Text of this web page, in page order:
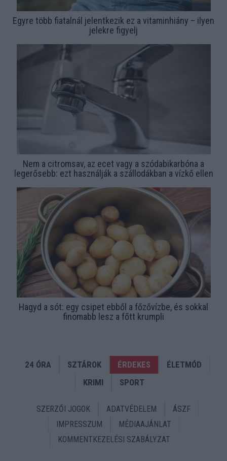
Egyre több fiatalnál jelentkezik ez a vitaminhiány – ilyen
jelekre figyelj
Nem a citromsav, az ecet vagy a szódabikarbóna a
legerősebb: ezt használják a szállodákban a vízkő ellen
Hagyd a sót: egy csipet ebből a főzővízbe, és sokkal
finomabb lesz a főtt krumpli
24 ÓRA SZTÁROK ÉRDEKES
ÉLETMÓD
KRIMI
SPORT
SZERZŐI JOGOK ADATVÉDELEM
ÁSZF
IMPRESSZUM
MÉDIAAJÁNLAT
KOMMENTKEZELÉSI SZABÁLYZAT